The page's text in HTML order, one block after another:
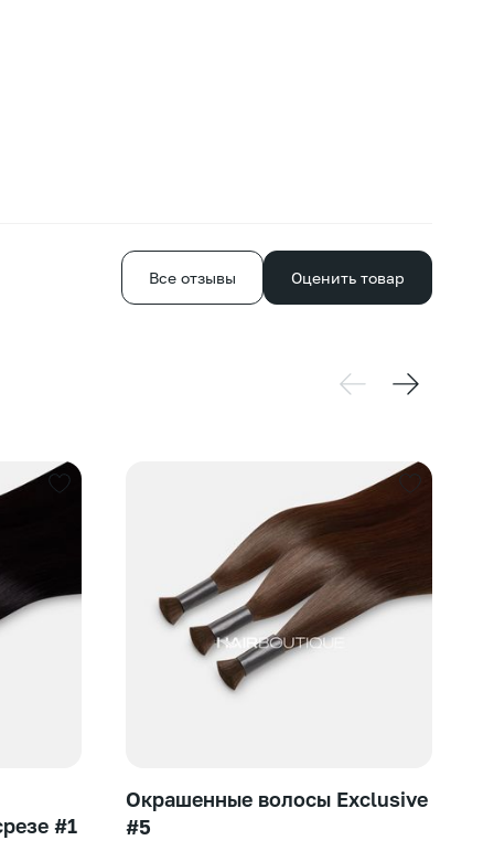
Все отзывы Оценить товар
#1
Окрашенные волосы Exclusive
#5